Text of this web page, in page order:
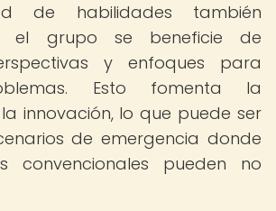
de habilidades también
el grupo se beneficie de
y enfoques para
Esto fomenta la
innovación, lo que puede ser
de emergencia donde
convencionales pueden no